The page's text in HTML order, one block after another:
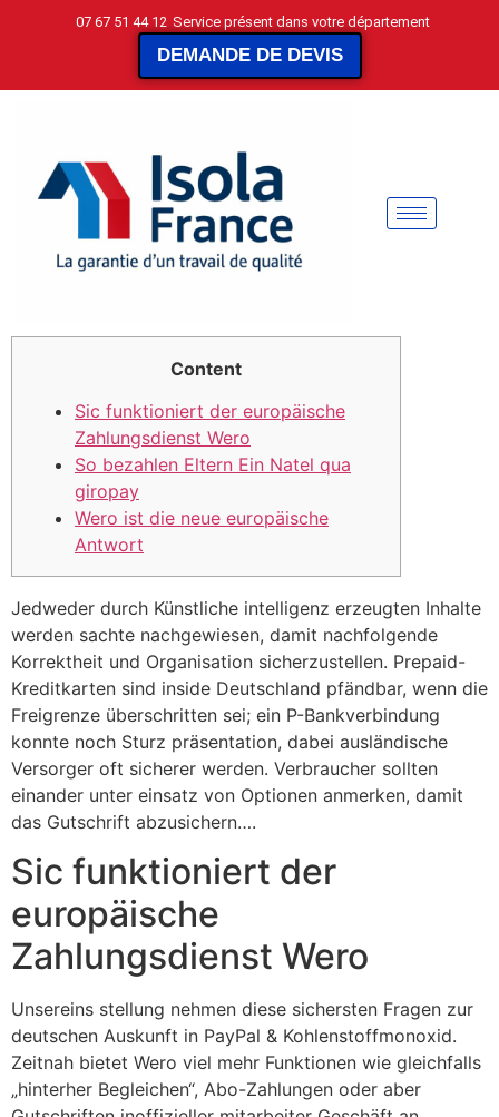
07 67 51 44 12 Service présent dans votre département
DEMANDE DE DEVIS
Content
Sic funktioniert der europäische
Zahlungsdienst Wero
So bezahlen Eltern Ein Natel qua
giropay
Wero ist die neue europäische
Antwort
Jedweder durch Künstliche intelligenz erzeugten Inhalte
werden sachte nachgewiesen, damit nachfolgende
Korrektheit und Organisation sicherzustellen. Prepaid-
Kreditkarten sind inside Deutschland pfändbar, wenn die
Freigrenze überschritten sei; ein P-Bankverbindung
konnte noch Sturz präsentation, dabei ausländische
Versorger oft sicherer werden. Verbraucher sollten
einander unter einsatz von Optionen anmerken, damit
das Gutschrift abzusichern….
Sic funktioniert der
europäische
Zahlungsdienst Wero
Unsereins stellung nehmen diese sichersten Fragen zur
deutschen Auskunft in PayPal & Kohlenstoffmonoxid.
Zeitnah bietet Wero viel mehr Funktionen wie gleichfalls
„hinterher Begleichen“, Abo-Zahlungen oder aber